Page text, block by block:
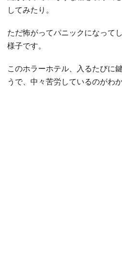
してみたり。
ただ怖がってパニックになって
様子です。
このホラーホテル、入るたびに
うで、中々苦労しているのがわか